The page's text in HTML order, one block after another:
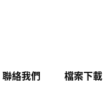
聯絡我們 檔案下載